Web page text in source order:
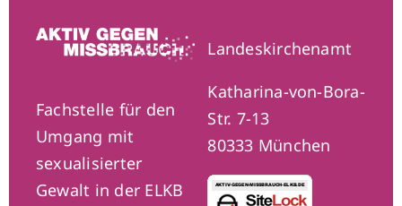
Fachstelle für den
Umgang mit
sexualisierter
Gewalt in der ELKB
Landeskirchenamt
Katharina-von-Bora-
Str. 7-13
80333 München